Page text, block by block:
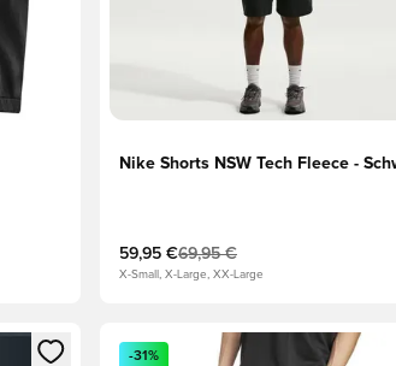
Nike Shorts NSW Tech Fleece -
59,95 €69,95 €
X-Small, X-Large, XX-Large
oder Registrieren als Mitglied
Öffnet ein neues Fenster zum
-31%